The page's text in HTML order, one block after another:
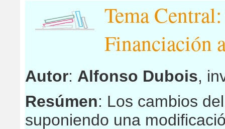
Tema
Financiación
Autor: Alfonso Dubois,
Resúmen: Los cambios
suponiendo una